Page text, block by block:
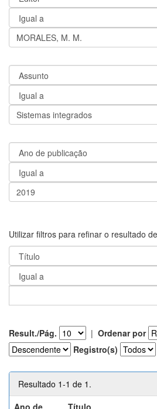
Utilizar filtros para refinar o resultado
Result./Pág. | Ordenar por
Registro(s)
Resultado 1-1 de 1.
Ano de
Título